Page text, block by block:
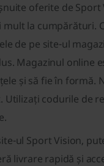
oferite de Sport
la cumpărături.
de pe site-ul
Magazinul online
și să fie în formă.
Utilizați codurile de
ul Sport Vision,
livrare rapidă și